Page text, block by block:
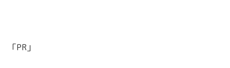
「PR」